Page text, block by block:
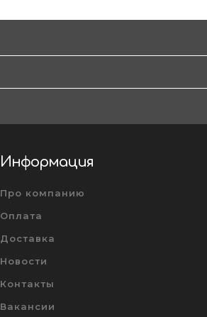
Информация
Про компанию
Оплата
Доставка
Новости
Контакты
Вакансии